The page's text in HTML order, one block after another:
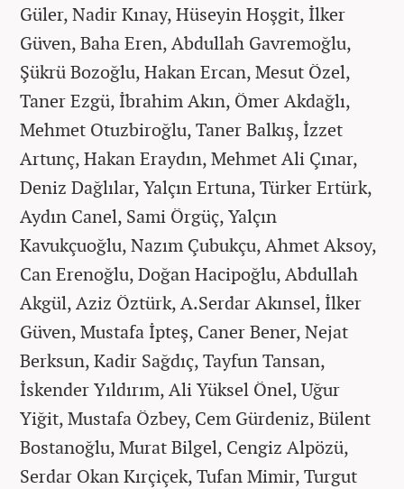
Güler, Nadir Kınay, Hüseyin Hoşgit, İlker
Güven, Baha Eren, Abdullah Gavremoğlu,
Şükrü Bozoğlu, Hakan Ercan, Mesut Özel,
Taner Ezgü, İbrahim Akın, Ömer Akdağlı,
Mehmet Otuzbiroğlu, Taner Balkış, İzzet
Artunç, Hakan Eraydın, Mehmet Ali Çınar,
Deniz Dağlılar, Yalçın Ertuna, Türker Ertürk,
Aydın Canel, Sami Örgüç, Yalçın
Kavukçuoğlu, Nazım Çubukçu, Ahmet Aksoy,
Can Erenoğlu, Doğan Hacipoğlu, Abdullah
Akgül, Aziz Öztürk, A.Serdar Akınsel, İlker
Güven, Mustafa İpteş, Caner Bener, Nejat
Berksun, Kadir Sağdıç, Tayfun Tansan,
İskender Yıldırım, Ali Yüksel Önel, Uğur
Yiğit, Mustafa Özbey, Cem Gürdeniz, Bülent
Bostanoğlu, Murat Bilgel, Cengiz Alpözü,
Serdar Okan Kırçiçek, Tufan Mimir, Turgut